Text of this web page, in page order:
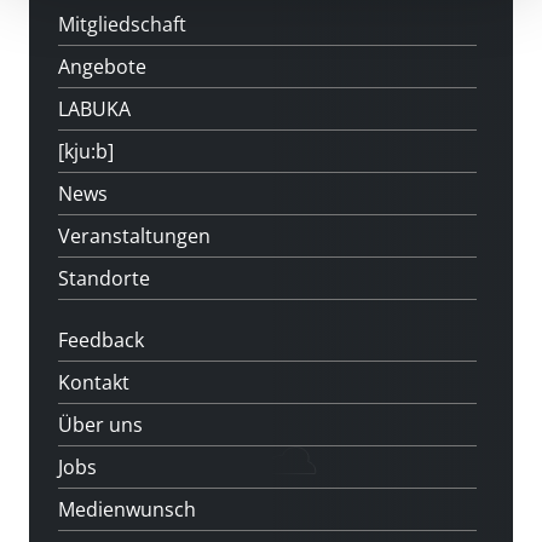
Mitgliedschaft
Angebote
LABUKA
[kju:b]
News
Veranstaltungen
Standorte
Feedback
Kontakt
Über uns
Jobs
Medienwunsch